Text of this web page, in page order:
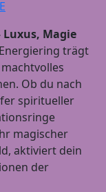
Luxus, Magie
trägt
Ob du nach
spiritueller
magischer
aktiviert dein
der